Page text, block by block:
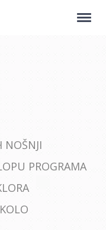
NOŠNJI
PROGRAMA